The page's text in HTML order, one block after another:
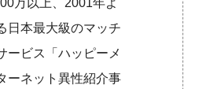
日本最大級のマッチ
ービス「ハッピーメ
ーネット異性紹介事